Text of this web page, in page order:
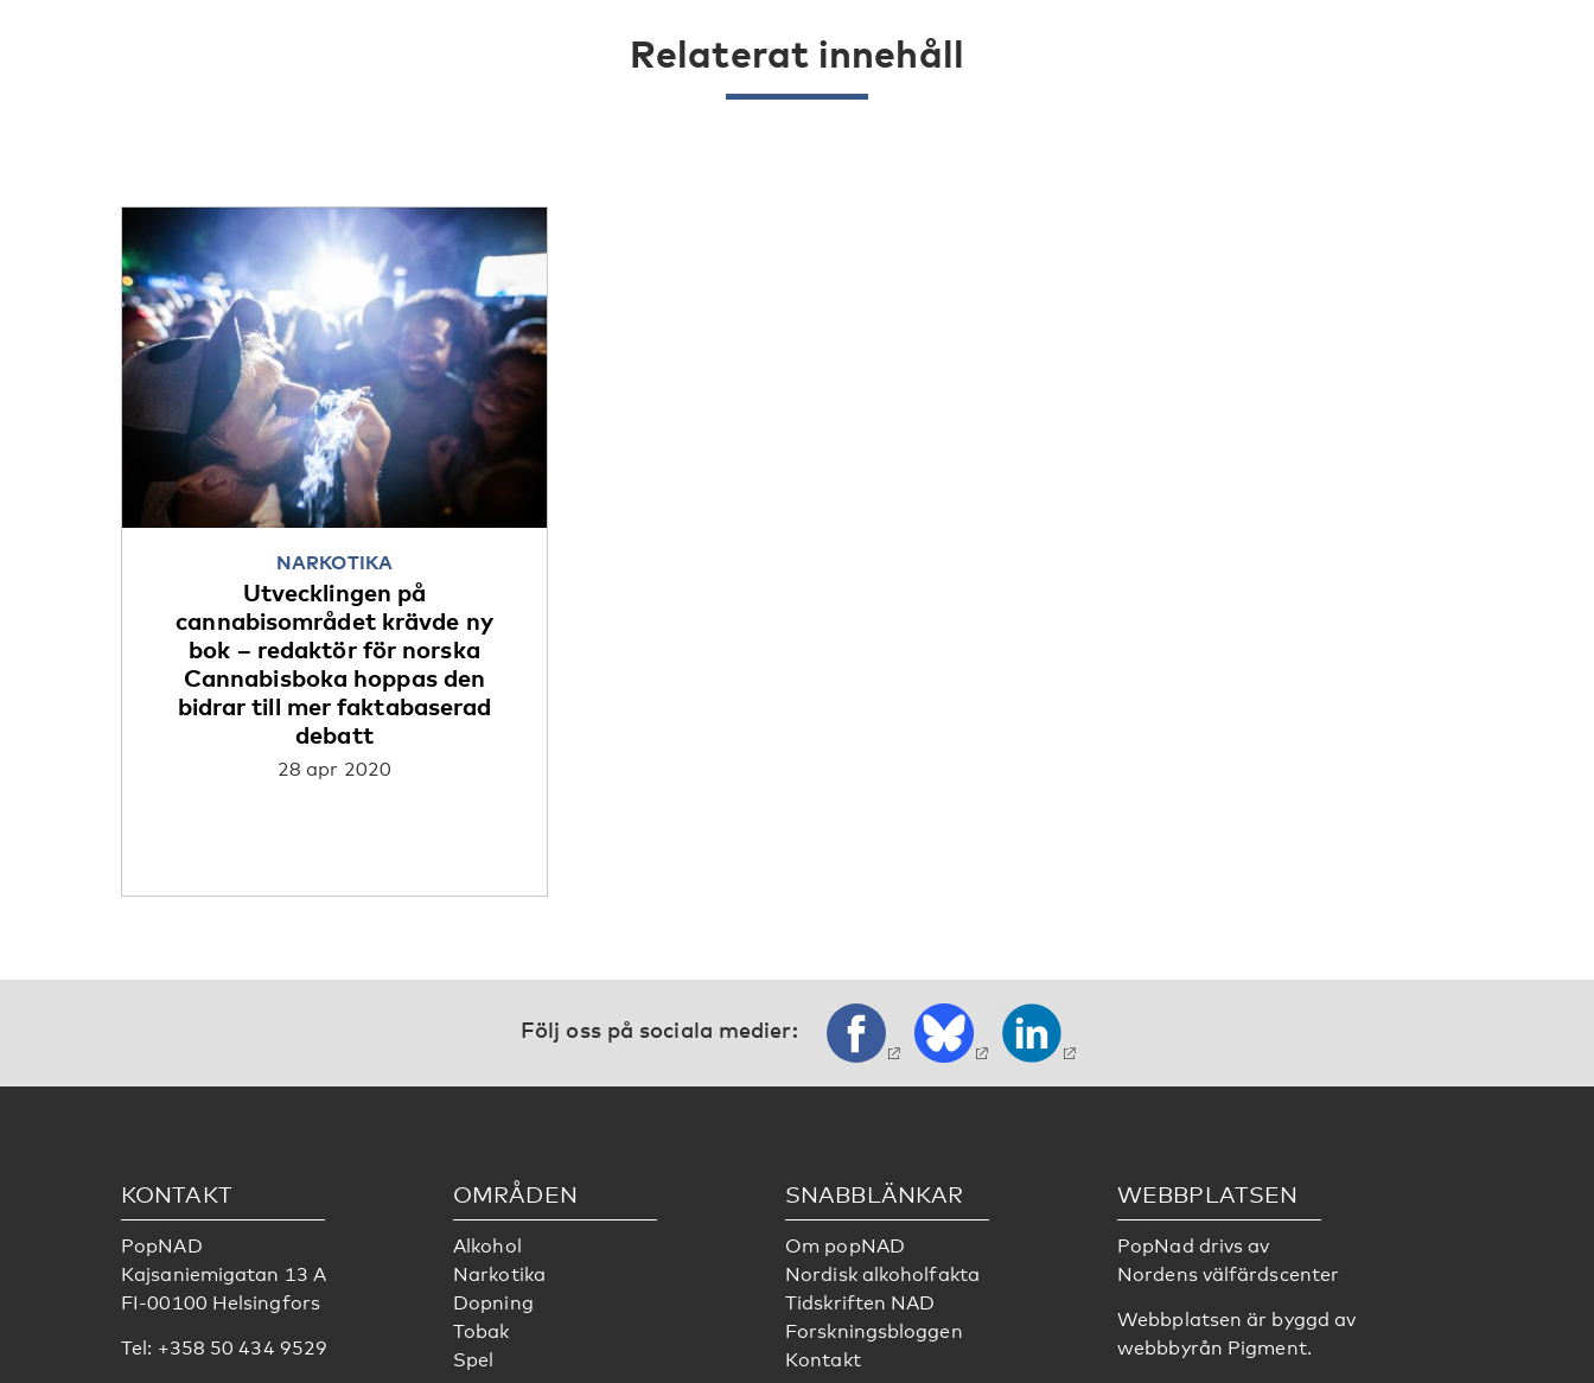
Relaterat innehåll
NARKOTIKA
Utvecklingen på
cannabisområdet krävde ny
bok – redaktör för norska
Cannabisboka hoppas den
bidrar till mer faktabaserad
debatt
28 apr 2020
Följ oss på sociala medier:
KONTAKT
PopNAD
Kajsaniemigatan 13 A
FI-00100 Helsingfors
Tel: +358 50 434 9529
OMRÅDEN
Alkohol
Narkotika
Dopning
Tobak
Spel
SNABBLÄNKAR
Om popNAD
Nordisk alkoholfakta
Tidskriften NAD
Forskningsbloggen
Kontakt
WEBBPLATSEN
PopNad drivs av
Nordens välfärdscenter
Webbplatsen är byggd av
webbbyrån Pigment.